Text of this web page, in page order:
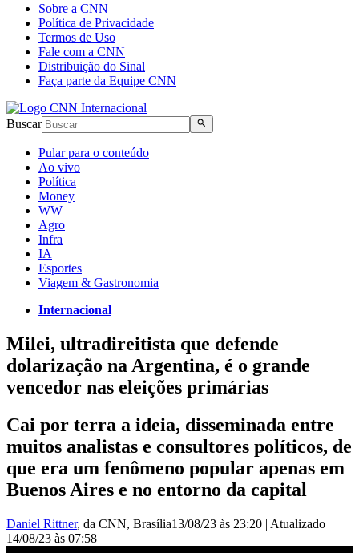
Sobre a CNN
Política de Privacidade
Termos de Uso
Fale com a CNN
Distribuição do Sinal
Faça parte da Equipe CNN
Buscar
Pular para o conteúdo
Ao vivo
Política
Money
WW
Agro
Infra
IA
Esportes
Viagem & Gastronomia
Internacional
Milei, ultradireitista que defende
dolarização na Argentina, é o grande
vencedor nas eleições primárias
Cai por terra a ideia, disseminada entre
muitos analistas e consultores políticos, de
que era um fenômeno popular apenas em
Buenos Aires e no entorno da capital
Daniel Rittner, da CNN, Brasília13/08/23 às 23:20 | Atualizado
14/08/23 às 07:58